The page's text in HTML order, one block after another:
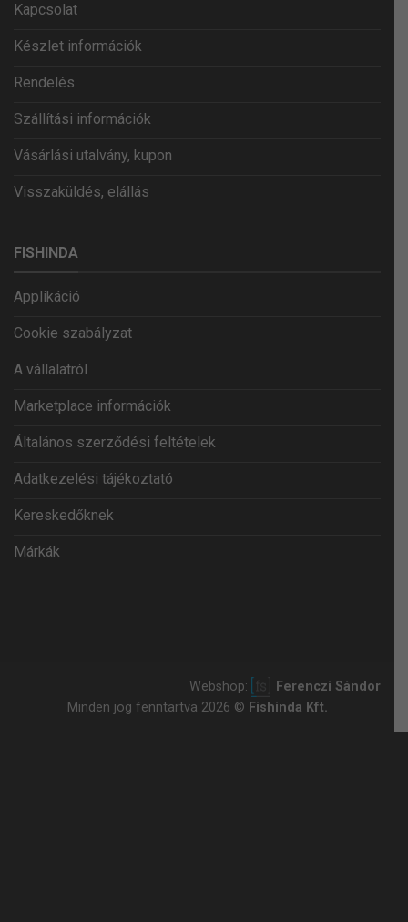
Kapcsolat
Készlet információk
Rendelés
Szállítási információk
Vásárlási utalvány, kupon
Visszaküldés, elállás
FISHINDA
Applikáció
Cookie szabályzat
A vállalatról
Marketplace információk
Általános szerződési feltételek
Adatkezelési tájékoztató
Kereskedőknek
Márkák
Webshop:
Ferenczi Sándor
Minden jog fenntartva 2026 © Fishinda Kft.